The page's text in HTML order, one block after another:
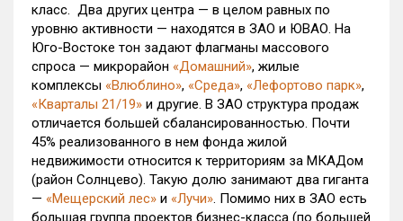
класс. Два других центра — в целом равных по
уровню активности — находятся в ЗАО и ЮВАО. На
Юго-Востоке тон задают флагманы массового
спроса — микрорайон «Домашний», жилые
комплексы «Влюблино», «Среда», «Лефортово парк»,
«Кварталы 21/19» и другие. В ЗАО структура продаж
отличается большей сбалансированностью. Почти
45% реализованного в нем фонда жилой
недвижимости относится к территориям за МКАДом
(район Солнцево). Такую долю занимают два гиганта
— «Мещерский лес» и «Лучи». Помимо них в ЗАО есть
большая группа проектов бизнес-класса (по большей